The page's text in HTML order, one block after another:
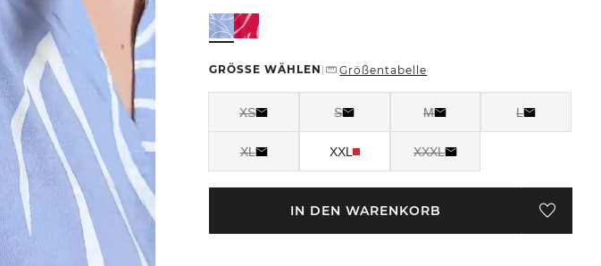
GRÖSSE WÄHLEN | Größentabelle
XS S M L
XL XXL XXXL
IN DEN WARENKORB